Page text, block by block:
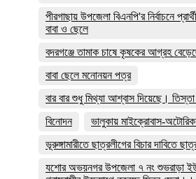
পীরগাছায় উপজেলা বিএনপি'র নির্বাচনে
বাবা ও ছেলে
বদরগঞ্জে তামাক চাষে কৃষকের আগ্রহ
বাবা ছেলে মনোনয়ন পত্র
বার বার শুধু মিথ্যা আশ্বাস দিয়েছে। তিস্তা
বিনোদন
ভালুকায় মাইক্রোবাস-
ভূরুঙ্গামারীতে ছাত্রলীগের বিচার দাবিতে
যশোর অভয়নগর উপজেলা ৭ নং শুভরাড়া